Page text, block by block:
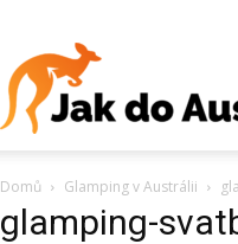
Domů Glamping v Austrálii
glamping-